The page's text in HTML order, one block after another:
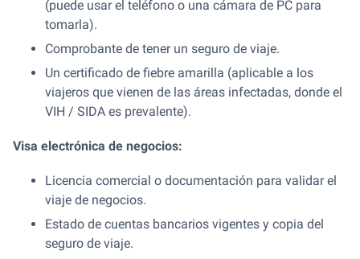
(puede usar el teléfono o una cámara de PC para
tomarla).
Comprobante de tener un seguro de viaje.
Un certificado de fiebre amarilla (aplicable a los
viajeros que vienen de las áreas infectadas, donde el
VIH / SIDA es prevalente).
Visa electrónica de negocios:
Licencia comercial o documentación para validar el
viaje de negocios.
Estado de cuentas bancarios vigentes y copia del
seguro de viaje.